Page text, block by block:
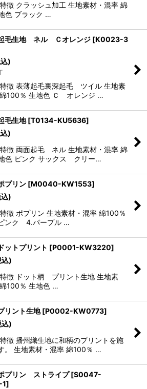
徴 クラッシュ加工 生地素材・混率 綿
色 ブラック …
毛生地 ネル Ｃオレンジ [K0023-3
)
徴 表薄起毛裏深起毛 ツイル 生地素
100％ 生地色 Ｃ オレンジ …
毛生地 [T0134-KU5636]
)
徴 両面起毛 ネル 生地素材・混率 綿
色 ピンク サックス クリー…
プリン [M0040-KW1553]
)
徴 ポプリン 生地素材・混率 綿100％
ンク 4.パープル …
トプリント [P0001-KW3220]
込)
徴 ドット柄 プリント生地 生地素
100％ 生地色 …
ント生地 [P0002-KW0773]
込)
徴 播州織生地に和柄のプリントを施
。 生地素材・混率 綿100％ …
プリン ストライプ [S0047-
]